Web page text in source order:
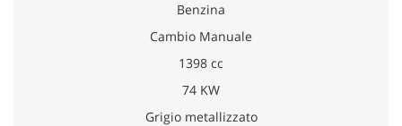
Benzina
Cambio Manuale
1398 cc
74 KW
Grigio metallizzato